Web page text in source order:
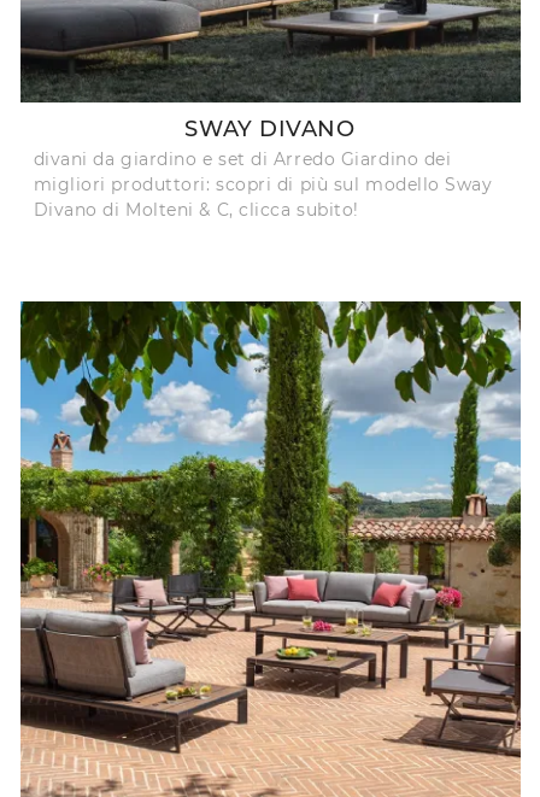
SWAY DIVANO
divani da giardino e set di Arredo Giardino dei
migliori produttori: scopri di più sul modello Sway
Divano di Molteni & C, clicca subito!